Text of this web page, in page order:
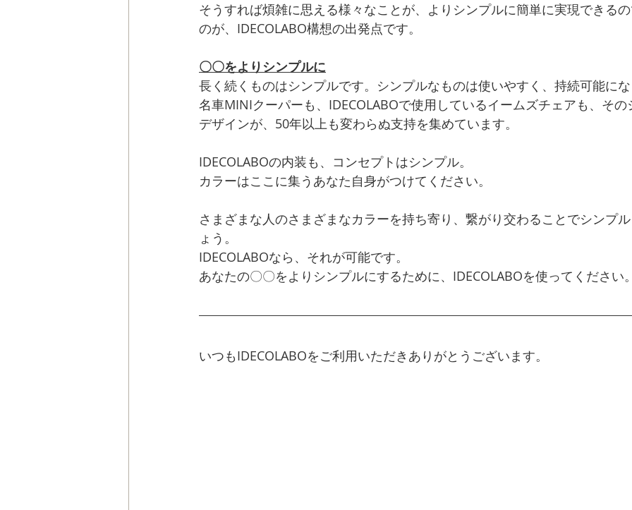
そうすれば煩雑に思える様々なことが、よりシンプルに簡単に実現できる
のが、IDECOLABO構想の出発点です。
〇〇をよりシンプルに
長く続くものはシンプルです。シンプルなものは使いやすく、持続可能に
名車MINIクーパーも、IDECOLABOで使用しているイームズチェアも、その
デザインが、50年以上も変わらぬ支持を集めています。
IDECOLABOの内装も、コンセプトはシンプル。
カラーはここに集うあなた自身がつけてください。
さまざまな人のさまざまなカラーを持ち寄り、繋がり交わることでシンプ
ょう。
IDECOLABOなら、それが可能です。
あなたの〇〇をよりシンプルにするために、IDECOLABOを使ってください
いつもIDECOLABOをご利用いただきありがとうございます。